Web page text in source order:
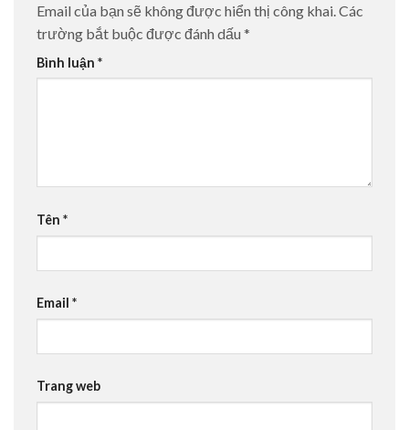
Email của bạn sẽ không được hiển thị công khai. Các
trường bắt buộc được đánh dấu *
Bình luận *
Tên *
Email *
Trang web